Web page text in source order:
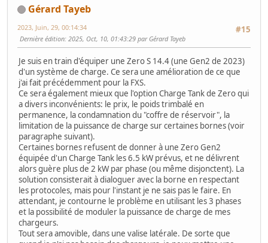
Gérard Tayeb
#15
2023, Juin, 29, 00:14:34
Dernière édition: 2025, Oct, 10, 01:43:29 par Gérard Tayeb
Je suis en train d'équiper une Zero S 14.4 (une Gen2 de 2023)
d'un système de charge. Ce sera une amélioration de ce que
j'ai fait précédemment pour la FXS.
Ce sera également mieux que l'option Charge Tank de Zero qui
a divers inconvénients: le prix, le poids trimbalé en
permanence, la condamnation du "coffre de réservoir", la
limitation de la puissance de charge sur certaines bornes (voir
paragraphe suivant).
Certaines bornes refusent de donner à une Zero Gen2
équipée d'un Charge Tank les 6.5 kW prévus, et ne délivrent
alors guère plus de 2 kW par phase (ou même disjonctent). La
solution consisterait à dialoguer avec la borne en respectant
les protocoles, mais pour l'instant je ne sais pas le faire. En
attendant, je contourne le problème en utilisant les 3 phases
et la possibilité de moduler la puissance de charge de mes
chargeurs.
Tout sera amovible, dans une valise latérale. De sorte que